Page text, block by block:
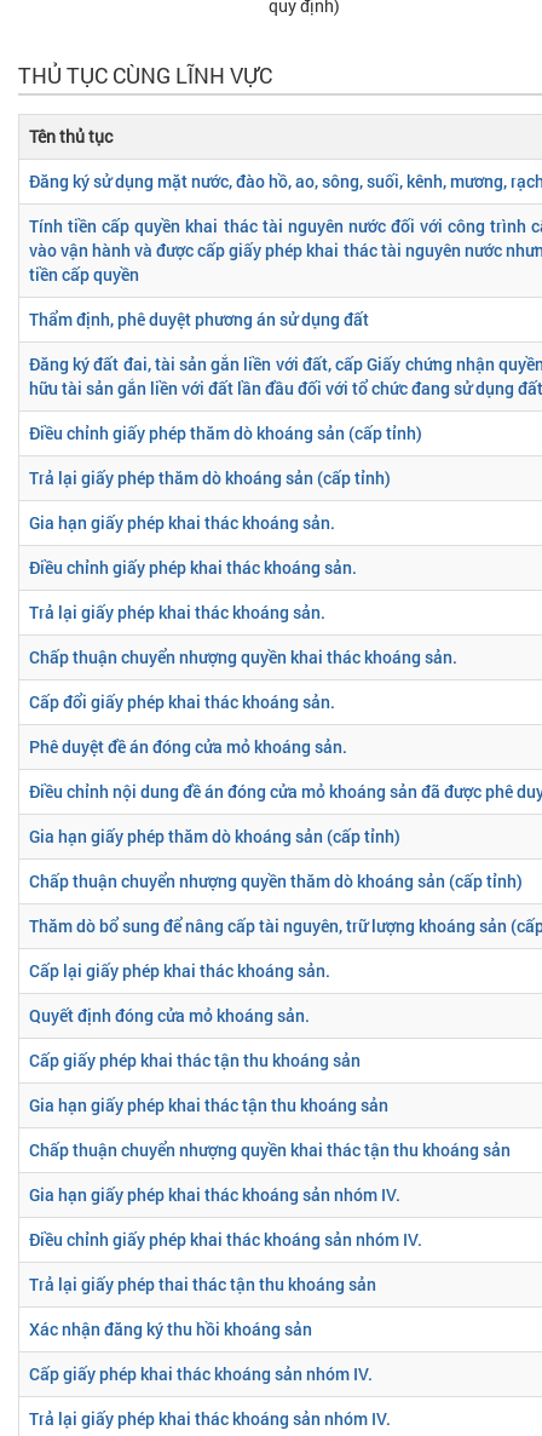
quy định)
THỦ TỤC CÙNG LĨNH VỰC
Tên thủ tục
Đăng ký sử dụng mặt nước, đào hồ, ao, sông, suối, kênh, mương,
Tính tiền cấp quyền khai thác tài nguyên nước đối với công trình
vào vận hành và được cấp giấy phép khai thác tài nguyên nước
tiền cấp quyền
Thẩm định, phê duyệt phương án sử dụng đất
Đăng ký đất đai, tài sản gắn liền với đất, cấp Giấy chứng nhận
hữu tài sản gắn liền với đất lần đầu đối với tổ chức đang sử dụng đất
Điều chỉnh giấy phép thăm dò khoáng sản (cấp tỉnh)
Trả lại giấy phép thăm dò khoáng sản (cấp tỉnh)
Gia hạn giấy phép khai thác khoáng sản.
Điều chỉnh giấy phép khai thác khoáng sản.
Trả lại giấy phép khai thác khoáng sản.
Chấp thuận chuyển nhượng quyền khai thác khoáng sản.
Cấp đổi giấy phép khai thác khoáng sản.
Phê duyệt đề án đóng cửa mỏ khoáng sản.
Điều chỉnh nội dung đề án đóng cửa mỏ khoáng sản đã được phê
Gia hạn giấy phép thăm dò khoáng sản (cấp tỉnh)
Chấp thuận chuyển nhượng quyền thăm dò khoáng sản (cấp tỉnh)
Thăm dò bổ sung để nâng cấp tài nguyên, trữ lượng khoáng sản
Cấp lại giấy phép khai thác khoáng sản.
Quyết định đóng cửa mỏ khoáng sản.
Cấp giấy phép khai thác tận thu khoáng sản
Gia hạn giấy phép khai thác tận thu khoáng sản
Chấp thuận chuyển nhượng quyền khai thác tận thu khoáng sản
Gia hạn giấy phép khai thác khoáng sản nhóm IV.
Điều chỉnh giấy phép khai thác khoáng sản nhóm IV.
Trả lại giấy phép thai thác tận thu khoáng sản
Xác nhận đăng ký thu hồi khoáng sản
Cấp giấy phép khai thác khoáng sản nhóm IV.
Trả lại giấy phép khai thác khoáng sản nhóm IV.